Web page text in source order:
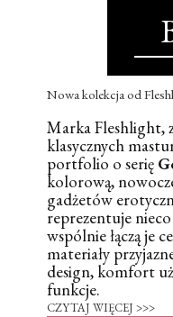
Nowa kolekcja od
Marka Fleshlight,
klasycznych
portfolio o serię
kolorową,
gadżetów
reprezentuje
wspólnie łączą je
materiały
design, komfort
funkcje.
CZYTAJ WIĘCEJ >>>